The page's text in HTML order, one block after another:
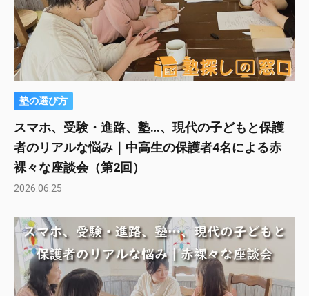
塾の選び方
スマホ、受験・進路、塾…、現代の子どもと保護
者のリアルな悩み｜中高生の保護者4名による赤
裸々な座談会（第2回）
2026.06.25